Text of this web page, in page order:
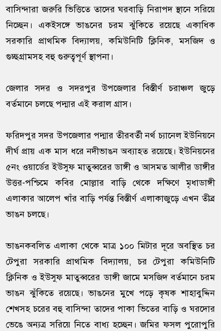
বাসিন্দারা জরুরি ভিত্তিতে তাদের ঘরবাড়ি নিরাপদ স্থানে সরিয়ে
নিচ্ছেন। একইসঙ্গে ভাঙনের চরম ঝুঁকিতে রয়েছে একাধিক
সরকারি প্রাথমিক বিদ্যালয়, কমিউনিটি ক্লিনিক, মসজিদ ও
গুচ্ছগ্রামসহ বহু গুরুত্বপূর্ণ স্থাপনা।
জেলার সদর ও সদরপুর উপজেলার বিস্তীর্ণ চরাঞ্চল জুড়ে
বর্তমানে চলছে পদ্মার এই করাল গ্রাস।
ফরিদপুর সদর উপজেলার পদ্মার তীরবর্তী নর্থ চ্যানেল ইউনিয়নে
দীর্ঘ প্রায় এক মাস ধরে নদীভাঙন অব্যাহত রয়েছে। ইউনিয়নের
৫নং ওয়ার্ডের ইউসুফ মাতুব্বরের ডাঙ্গী ও আসমত আলীর ডাঙ্গীর
উত্তর-পশ্চিমে কবির মোল্লার বাড়ি থেকে দক্ষিণে মৃধাডাঙ্গী
এলাকার আলেপ খাঁর বাড়ি পর্যন্ত বিস্তীর্ণ এলাকাজুড়ে এখন তীব্র
ভাঙন চলছে।
ভাঙনকবলিত এলাকা থেকে মাত্র ১০০ মিটার দূরে অবস্থিত চর
টেপুরা সরকারি প্রাথমিক বিদ্যালয়, চর টেপুরা কমিউনিটি
ক্লিনিক ও ইউসুফ মাতুব্বরের ডাঙ্গী জামে মসজিদ বর্তমানে চরম
ভাঙন ঝুঁকিতে রয়েছে। ভাঙনের মুখে পড়ে কৃষক শাহাবুদ্দিন
শেখসহ চরের বহু বাসিন্দা তাদের পাকা ভিতের বাড়ি ও ঘরদোর
ভেঙে অন্যত্র সরিয়ে নিতে বাধ্য হচ্ছেন। জমির ফসল পুরোপুরি